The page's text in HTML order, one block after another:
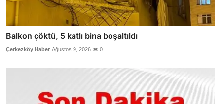
Balkon çöktü, 5 katlı bina boşaltıldı
Çerkezköy Haber Ağustos 9, 2026 0